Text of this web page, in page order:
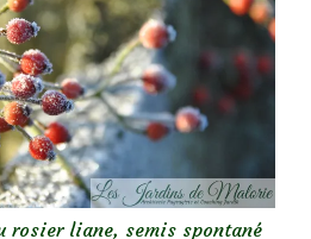
rosier liane, semis spontané